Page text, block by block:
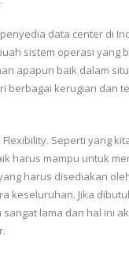
data center di
sistem operasi yang
apapun baik dalam
berbagai kerugian dan
Seperti yang
harus mampu untuk
harus disediakan
keseluruhan. Jika
lama dan hal ini